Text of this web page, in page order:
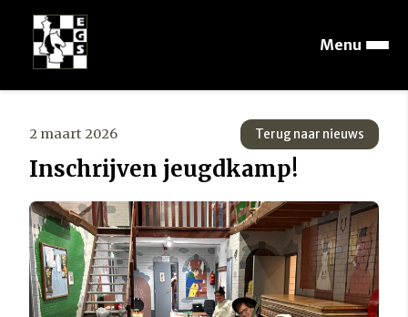
Menu
2 maart 2026 Terug naar nieuws
Inschrijven jeugdkamp!